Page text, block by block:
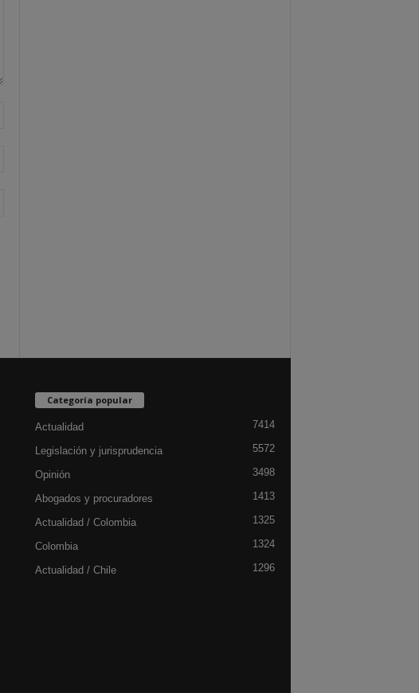
Categoría popular
Actualidad 7414
Legislación y jurisprudencia 5572
Opinión 3498
Abogados y procuradores 1413
Actualidad / Colombia 1325
Colombia 1324
Actualidad / Chile 1296